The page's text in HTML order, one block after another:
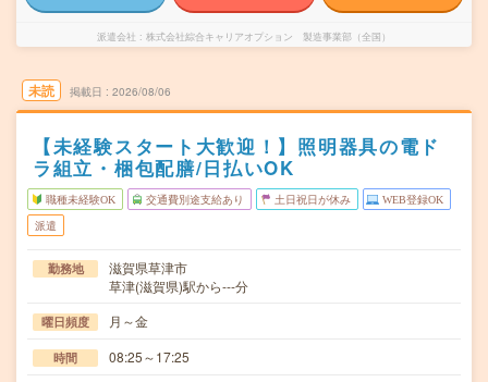
派遣会社 株式会社綜合キャリアオプション 製造事業部（全国）
未読 掲載日 2026/08/06
【未経験スタート大歓迎！】照明器具の電ド
ラ組立・梱包配膳/日払いOK
職種未経験OK 交通費別途支給あり 土日祝日が休み WEB登録OK
派遣
勤務地
滋賀県草津市
草津(滋賀県)駅から---分
曜日頻度 月～金
時間 08:25～17:25